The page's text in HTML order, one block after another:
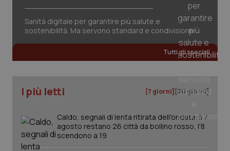
Sanità digitale per garantire più salute e
sostenibilità. Ma servono standard e condivisione
Tutti gli speciali
I più letti [7 giorni] [30 giorni]
Caldo, segnali di lenta ritirata dell'ondata: il 7
agosto restano 26 città da bollino rosso, l'8
scendono a 19
tracking-sites-ironfish-
www.quotidianosanita.it
2